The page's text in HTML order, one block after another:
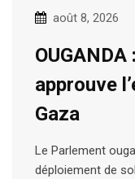
août 8, 2026
approuve
Gaza
Le Parlement
déploiement de